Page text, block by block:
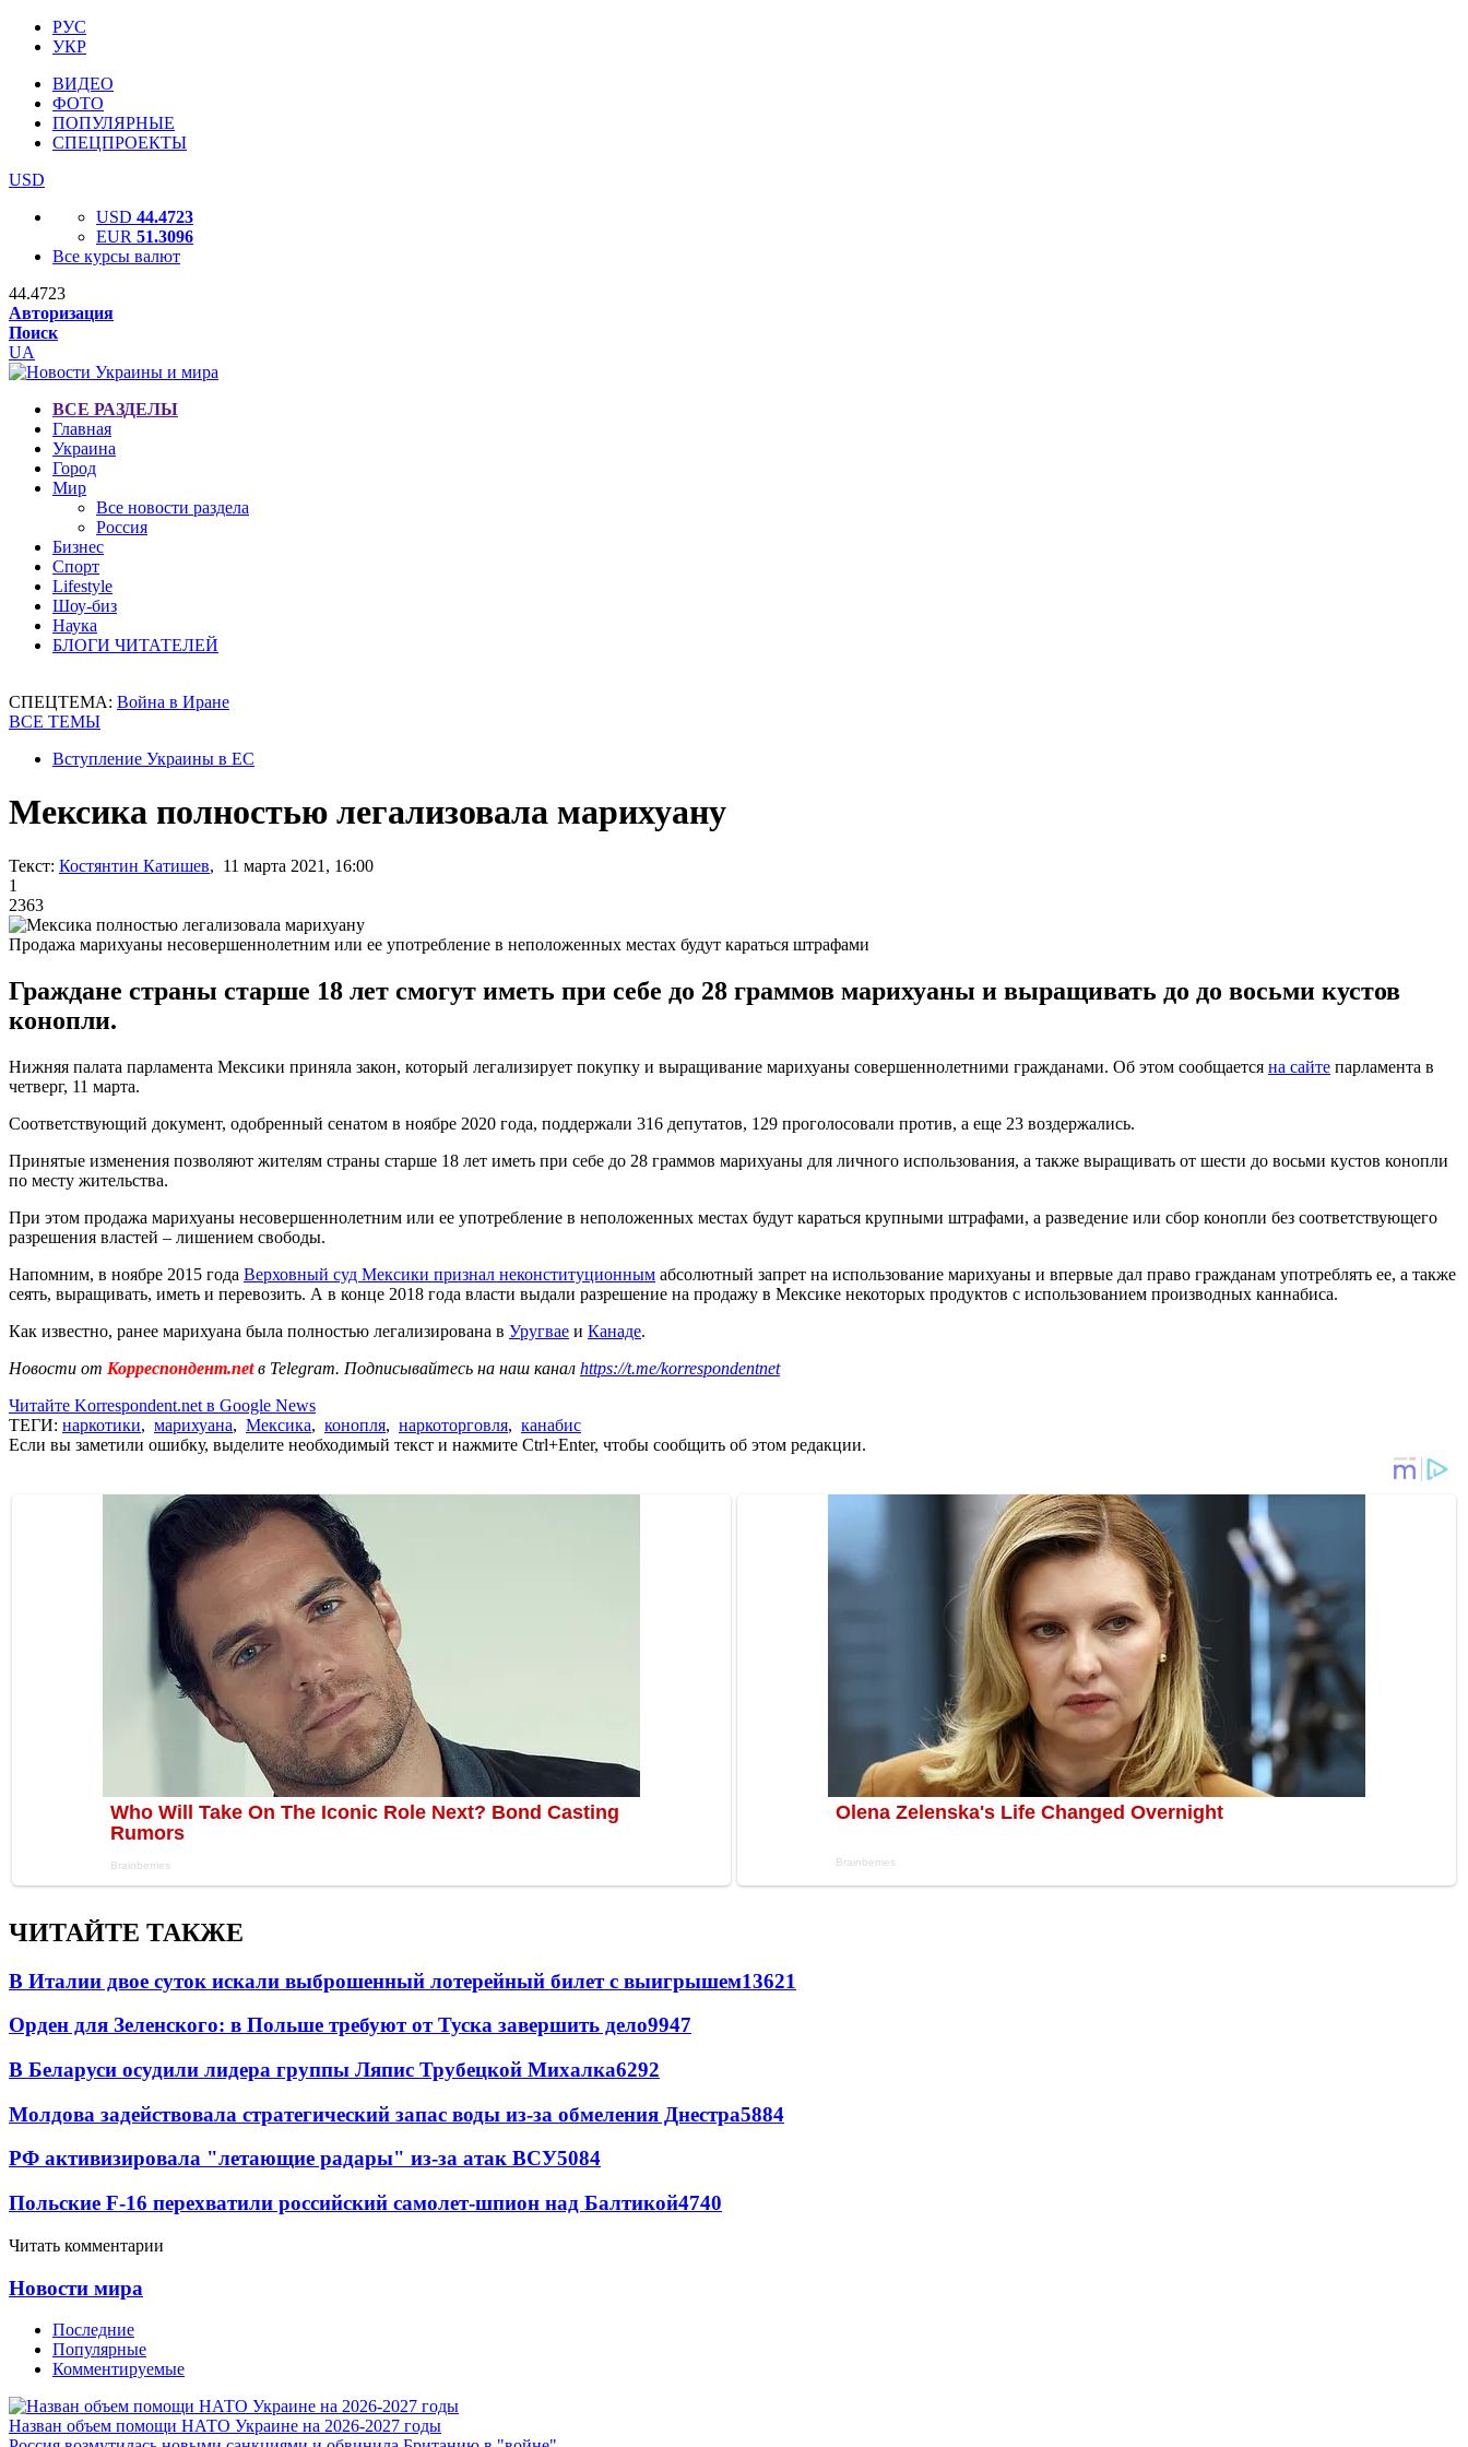
РУС
УКР
ВИДЕО
ФОТО
ПОПУЛЯРНЫЕ
СПЕЦПРОЕКТЫ
USD
USD 44.4723
EUR 51.3096
Все курсы валют
44.4723
Авторизация
Поиск
UA
ВСЕ РАЗДЕЛЫ
Главная
Украина
Город
Мир
Все новости раздела
Россия
Бизнес
Спорт
Lifestyle
Шоу-биз
Наука
БЛОГИ ЧИТАТЕЛЕЙ
СПЕЦТЕМА: Война в Иране
ВСЕ ТЕМЫ
Вступление Украины в ЕС
Мексика полностью легализовала марихуану
Текст: Костянтин Катишев, 11 марта 2021, 16:00
1
2363
Продажа марихуаны несовершеннолетним или ее употребление в неположенных местах будут караться штрафами
Граждане страны старше 18 лет смогут иметь при себе до 28 граммов марихуаны и выращивать до до восьми кустов
конопли.
Нижняя палата парламента Мексики приняла закон, который легализирует покупку и выращивание марихуаны совершеннолетними гражданами. Об этом сообщается на сайте парламента в
четверг, 11 марта.
Соответствующий документ, одобренный сенатом в ноябре 2020 года, поддержали 316 депутатов, 129 проголосовали против, а еще 23 воздержались.
Принятые изменения позволяют жителям страны старше 18 лет иметь при себе до 28 граммов марихуаны для личного использования, а также выращивать от шести до восьми кустов конопли
по месту жительства.
При этом продажа марихуаны несовершеннолетним или ее употребление в неположенных местах будут караться крупными штрафами, а разведение или сбор конопли без соответствующего
разрешения властей – лишением свободы.
Напомним, в ноябре 2015 года Верховный суд Мексики признал неконституционным абсолютный запрет на использование марихуаны и впервые дал право гражданам употреблять ее, а также
сеять, выращивать, иметь и перевозить. А в конце 2018 года власти выдали разрешение на продажу в Мексике некоторых продуктов с использованием производных каннабиса.
Как известно, ранее марихуана была полностью легализирована в Уругвае и Канаде.
Новости от Корреспондент.netв Telegram. Подписывайтесь на наш канал https://t.me/korrespondentnet
Читайте Korrespondent.net в Google News
ТЕГИ: наркотики, марихуана, Мексика, конопля, наркоторговля, канабис
Если вы заметили ошибку, выделите необходимый текст и нажмите Ctrl+Enter, чтобы сообщить об этом редакции.
ЧИТАЙТЕ ТАКЖЕ
В Италии двое суток искали выброшенный лотерейный билет с выигрышем13621
Орден для Зеленского: в Польше требуют от Туска завершить дело9947
В Беларуси осудили лидера группы Ляпис Трубецкой Михалка6292
Молдова задействовала стратегический запас воды из-за обмеления Днестра5884
РФ активизировала "летающие радары" из-за атак ВСУ5084
Польские F-16 перехватили российский самолет-шпион над Балтикой4740
Читать комментарии
Новости мира
Последние
Популярные
Комментируемые
Назван объем помощи НАТО Украине на 2026-2027 годы